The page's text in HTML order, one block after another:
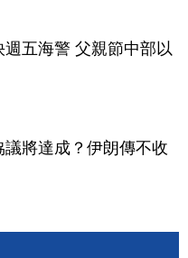
週五海警 父親節中部以
將達成？伊朗傳不收